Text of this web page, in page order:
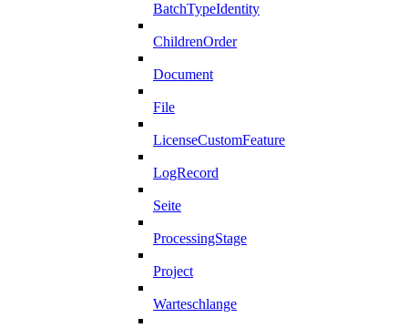
BatchTypeIdentity
ChildrenOrder
Document
File
LicenseCustomFeature
LogRecord
Seite
ProcessingStage
Project
Warteschlange